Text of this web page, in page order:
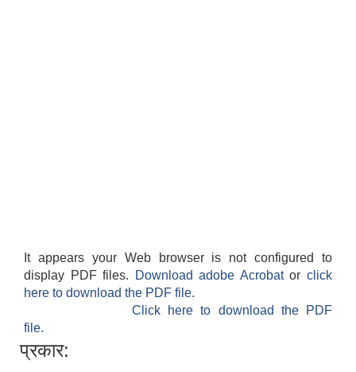
It appears your Web browser is not configured to
display PDF files.
Download adobe Acrobatorclick
here to download the PDF file.
Click here to download the PDF
file.
प्रकार: